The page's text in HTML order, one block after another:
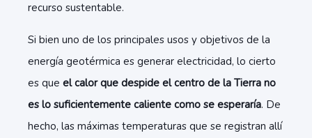
recurso sustentable.
Si bien uno de los principales usos y objetivos de la
energía geotérmica es generar electricidad, lo cierto
es que el calor que despide el centro de la Tierra no
es lo suficientemente caliente como se esperaría. De
hecho, las máximas temperaturas que se registran allí